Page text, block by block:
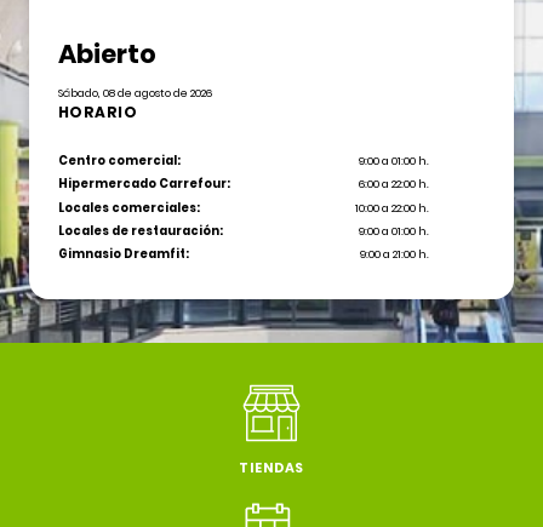
Abierto
Sábado, 08 de agosto de 2026
HORARIO
Centro comercial:
9:00 a 01:00 h.
Hipermercado Carrefour:
6:00 a 22:00 h.
Locales comerciales:
10:00 a 22:00 h.
Locales de restauración:
9:00 a 01:00 h.
Gimnasio Dreamfit:
9:00 a 21:00 h.
TIENDAS